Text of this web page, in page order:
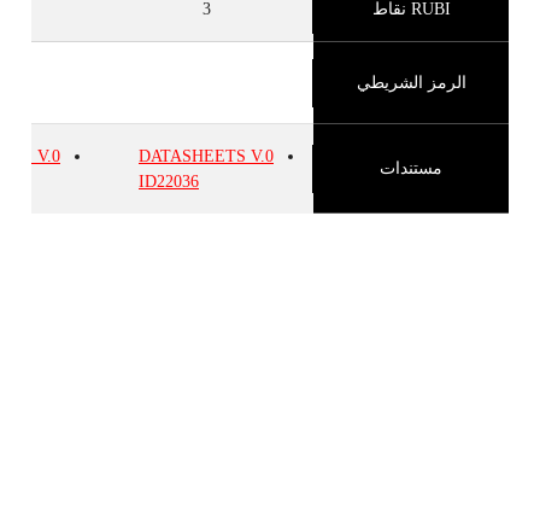
RUBI نقاط 3
الرمز الشريطي
مستندات
DATASHEETS V.0
ID22036
V.0